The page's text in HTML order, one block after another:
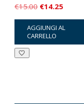
€15.00 Il
prezzo
originale
era:
€14.25Il
attuale
è:
AGGIUNGI AL
CARRELLO